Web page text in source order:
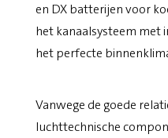
en DX batterijen voor
het kanaalsysteem
het perfecte
Vanwege de goede
luchttechnische